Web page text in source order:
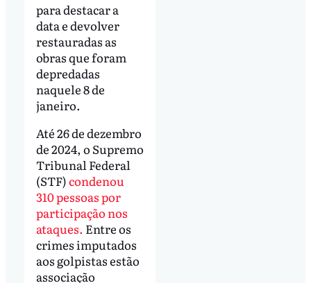
para destacar a
data e devolver
restauradas as
obras que foram
depredadas
naquele 8 de
janeiro.
Até 26 de dezembro
de 2024, o Supremo
Tribunal Federal
(STF)condenou
310 pessoas por
participação nos
ataques. Entre os
crimes imputados
aos golpistas estão
associação